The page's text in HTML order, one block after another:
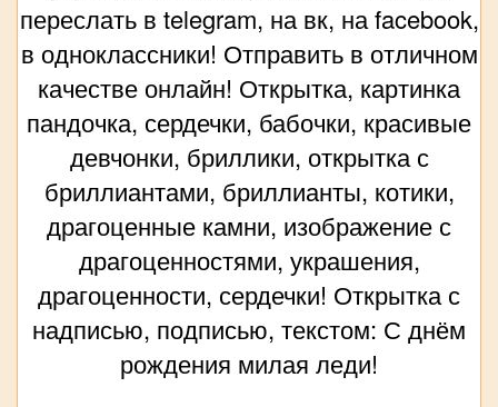
переслать в telegram, на вк, на facebook,
в одноклассники! Отправить в отличном
качестве онлайн! Открытка, картинка
пандочка, сердечки, бабочки, красивые
девчонки, бриллики, открытка с
бриллиантами, бриллианты, котики,
драгоценные камни, изображение с
драгоценностями, украшения,
драгоценности, сердечки! Открытка с
надписью, подписью, текстом: С днём
рождения милая леди!